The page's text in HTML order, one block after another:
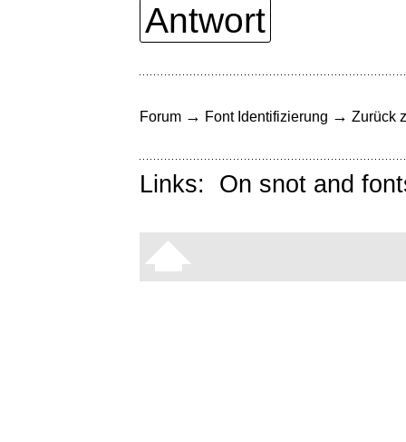
Antwort
Forum → Font Identifizierung → Zurück
Links: On snot and